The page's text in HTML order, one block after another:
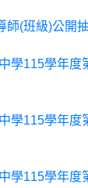
師(班級)公開
學115學年度
學115學年度
學115學年度